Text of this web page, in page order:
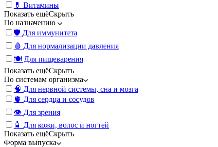
💊 Витамины
Показать ещёСкрыть
По назначению
🛡️ Для иммунитета
🩸 Для нормализации давления
🍽️ Для пищеварения
Показать ещёСкрыть
По системам организма
🧠 Для нервной системы, сна и мозга
🫀 Для сердца и сосудов
👁️ Для зрения
🧴 Для кожи, волос и ногтей
Показать ещёСкрыть
Форма выпуска